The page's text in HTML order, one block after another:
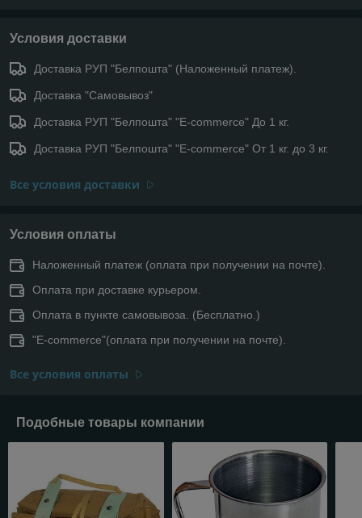
Условия доставки
Доставка РУП "Белпошта" (Наложенный платеж).
Доставка "Самовывоз"
Доставка РУП "Белпошта" "E-commerce" До 1 кг.
Доставка РУП "Белпошта" "E-commerce" От 1 кг. до 3 кг.
Все условия доставки
Условия оплаты
Наложенный платеж (оплата при получении на почте).
Оплата при доставке курьером.
Оплата в пункте самовывоза. (Бесплатно.)
"E-commerce"(оплата при получении на почте).
Все условия оплаты
Подобные товары компании